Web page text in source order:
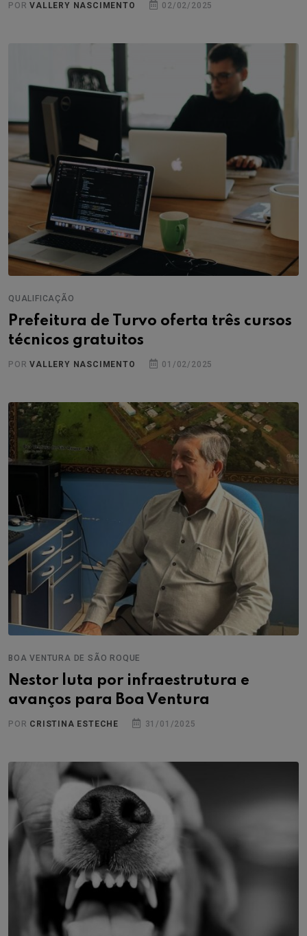
PORVALLERY NASCIMENTO 02/02/2025
QUALIFICAÇÃO
Prefeitura de Turvo oferta três cursos
técnicos gratuitos
PORVALLERY NASCIMENTO 01/02/2025
BOA VENTURA DE SÃO ROQUE
Nestor luta por infraestrutura e
avanços para Boa Ventura
POR CRISTINA ESTECHE 31/01/2025